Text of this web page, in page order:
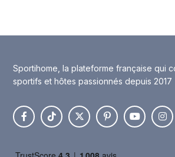
Sportihome, la plateforme française qui
sportifs et hôtes passionnés depuis 2017